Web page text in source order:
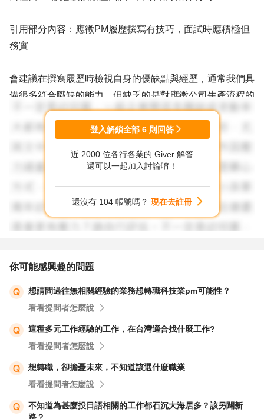
引用部分內容：應徵PM履歷撰寫有技巧，面試時應積極但
務實
會建議在撰寫履歷時檢視自身的優缺點與經歷，通常我們具
備很多符合職缺的能力，但缺乏的是對應徵公司生產流程的
了解。就像這位學員要從汽車業轉換到科技業，一定對科技
業的營運流程沒那麼熟悉，這部分可以事先了解，但面試時
還是盡量採取務實的態度，誠實表達自己懂得只是一點小皮
毛，勿讓面試官覺得過分自信與賣弄，反倒容易適得其反。
最後，提供一個資源給你參考，建議你可以到104一對一諮
詢找位科技領域的職涯顧問，請他協助你讀懂JD、了解科
祝福你，轉職順利！
登入解鎖全部 6 則回答
近 2000 位各行各業的 Giver 解答
還可以一起加入討論唷！
還沒有 104 帳號嗎？ 現在去註冊
你可能感興趣的問題
想請問過往無相關經驗的業務想轉職科技業pm可能性？
看看提問者怎麼說
這種多元工作經驗的工作，在台灣適合找什麼工作?
看看提問者怎麼說
想轉職，卻擔憂未來，不知道該選什麼職業
看看提問者怎麼說
不知道為甚麼投日語相關的工作都石沉大海居多？該另闢新